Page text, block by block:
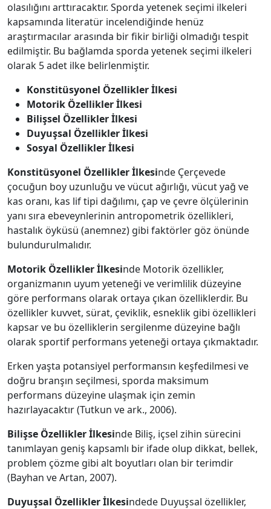
olasılığını arttıracaktır. Sporda yetenek seçimi ilkeleri
kapsamında literatür incelendiğinde henüz
araştırmacılar arasında bir fikir birliği olmadığı tespit
edilmiştir. Bu bağlamda sporda yetenek seçimi ilkeleri
olarak 5 adet ilke belirlenmiştir.
Konstitüsyonel Özellikler İlkesi
Motorik Özellikler İlkesi
Bilişsel Özellikler İlkesi
Duyuşsal Özellikler İlkesi
Sosyal Özellikler İlkesi
Konstitüsyonel Özellikler İlkesinde Çerçevede
çocuğun boy uzunluğu ve vücut ağırlığı, vücut yağ ve
kas oranı, kas lif tipi dağılımı, çap ve çevre ölçülerinin
yanı sıra ebeveynlerinin antropometrik özellikleri,
hastalık öyküsü (anemnez) gibi faktörler göz önünde
bulundurulmalıdır.
Motorik Özellikler İlkesinde Motorik özellikler,
organizmanın uyum yeteneği ve verimlilik düzeyine
göre performans olarak ortaya çıkan özelliklerdir. Bu
özellikler kuvvet, sürat, çeviklik, esneklik gibi özellikleri
kapsar ve bu özelliklerin sergilenme düzeyine bağlı
olarak sportif performans yeteneği ortaya çıkmaktadır.
Erken yaşta potansiyel performansın keşfedilmesi ve
doğru branşın seçilmesi, sporda maksimum
performans düzeyine ulaşmak için zemin
hazırlayacaktır (Tutkun ve ark., 2006).
Bilişse Özellikler İlkesinde Biliş, içsel zihin sürecini
tanımlayan geniş kapsamlı bir ifade olup dikkat, bellek,
problem çözme gibi alt boyutları olan bir terimdir
(Bayhan ve Artan, 2007).
Duyuşsal Özellikler İlkesindede Duyuşsal özellikler,